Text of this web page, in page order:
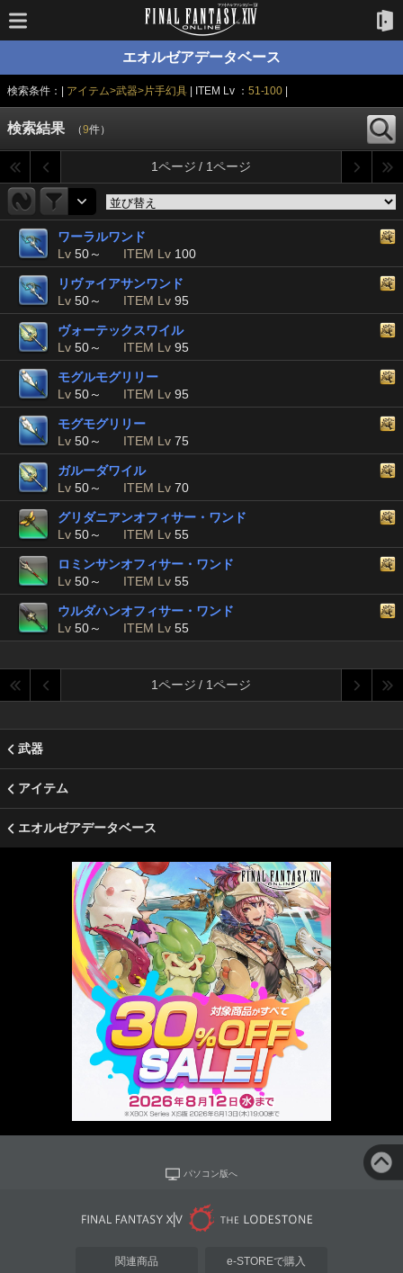
エオルゼアデータベース
検索条件：| アイテム>武器>片手幻具 | ITEM Lv ： 51-100
検索結果 （9件）
1ページ / 1ページ
ワーラルワンド
Lv 50～ ITEM Lv 100
リヴァイアサンワンド
Lv 50～ ITEM Lv 95
ヴォーテックスワイル
Lv 50～ ITEM Lv 95
モグルモグリリー
Lv 50～ ITEM Lv 95
モグモグリリー
Lv 50～ ITEM Lv 75
ガルーダワイル
Lv 50～ ITEM Lv 70
グリダニアンオフィサー・ワンド
Lv 50～ ITEM Lv 55
ロミンサンオフィサー・ワンド
Lv 50～ ITEM Lv 55
ウルダハンオフィサー・ワンド
Lv 50～ ITEM Lv 55
1ページ / 1ページ
武器
アイテム
エオルゼアデータベース
パソコン版へ
関連商品 e-STOREで購入